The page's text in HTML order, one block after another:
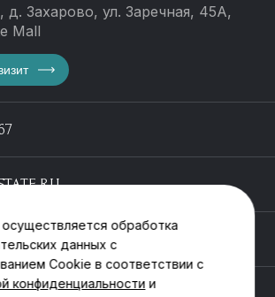
Захарово, ул. Заречная, 45А,
Mall
обработка
данных с
Cookie в соответствии с
конфиденциальности и